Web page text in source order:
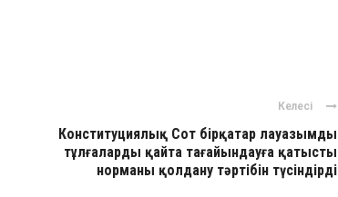
Келесі
Конституциялық Сот бірқатар лауазымды
тұлғаларды қайта тағайындауға қатысты
норманы қолдану тәртібін түсіндірді